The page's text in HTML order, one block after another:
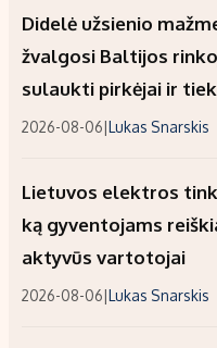
Didelė užsienio
žvalgosi Baltijos
sulaukti pirkėjai ir
2026-08-06|Lukas Snarskis
Lietuvos elektros
ką gyventojams
aktyvūs vartotojai
2026-08-06|Lukas Snarskis